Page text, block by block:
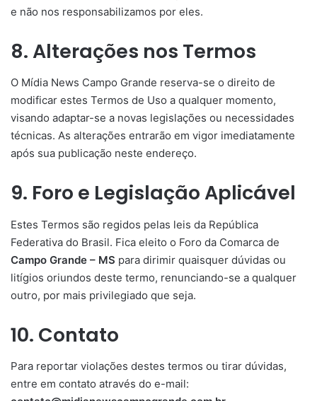
e não nos responsabilizamos por eles.
8. Alterações nos Termos
O Mídia News Campo Grande reserva-se o direito de
modificar estes Termos de Uso a qualquer momento,
visando adaptar-se a novas legislações ou necessidades
técnicas. As alterações entrarão em vigor imediatamente
após sua publicação neste endereço.
9. Foro e Legislação Aplicável
Estes Termos são regidos pelas leis da República
Federativa do Brasil. Fica eleito o Foro da Comarca de
Campo Grande – MS para dirimir quaisquer dúvidas ou
litígios oriundos deste termo, renunciando-se a qualquer
outro, por mais privilegiado que seja.
10. Contato
Para reportar violações destes termos ou tirar dúvidas,
entre em contato através do e-mail: